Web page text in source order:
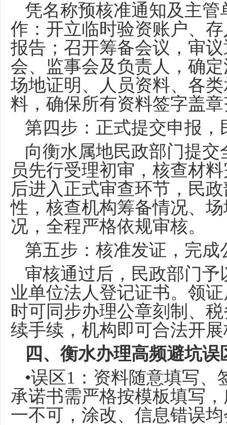
凭名称预核准通知及主
作：开立临时验资账户、
报告；召开筹备会议，审
会、监事会及负责人，确
场地证明、人员资料、各
料，确保所有资料签字盖
第四步：正式提交申报，
向衡水属地民政部门提
员先行受理初审，核查材
后进入正式审查环节，民
性，核查机构筹备情况、
况，全程严格依规审核。
第五步：核准发证，完成
审核通过后，民政部门
业单位法人登记证书。领
时可同步办理公章刻制、
续手续，机构即可合法开
四、衡水办理高频避坑
•误区1：资料随意填写
承诺书需严格按模板填写
一不可，涂改、信息错误